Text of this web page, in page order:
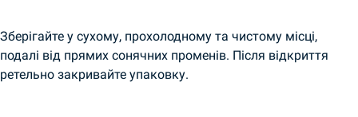
Зберігайте у сухому, прохолодному та чистому місці,
подалі від прямих сонячних променів. Після відкриття
ретельно закривайте упаковку.